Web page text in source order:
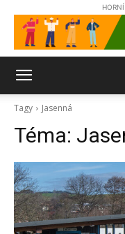
Tagy Jasenná
Téma: